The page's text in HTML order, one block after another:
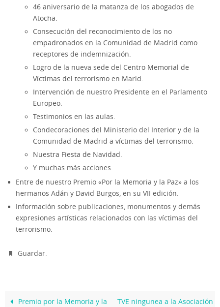
46 aniversario de la matanza de los abogados de
Atocha.
Consecución del reconocimiento de los no
empadronados en la Comunidad de Madrid como
receptores de indemnización.
Logro de la nueva sede del Centro Memorial de
Víctimas del terrorismo en Marid.
Intervención de nuestro Presidente en el Parlamento
Europeo.
Testimonios en las aulas.
Condecoraciones del Ministerio del Interior y de la
Comunidad de Madrid a víctimas del terrorismo.
Nuestra Fiesta de Navidad.
Y muchas más acciones.
Entre de nuestro Premio «Por la Memoria y la Paz» a los
hermanos Adán y David Burgos, en su VII edición.
Información sobre publicaciones, monumentos y demás
expresiones artísticas relacionados con las víctimas del
terrorismo.
Guardar.
Premio por la Memoria y la
TVE ningunea a la Asociación